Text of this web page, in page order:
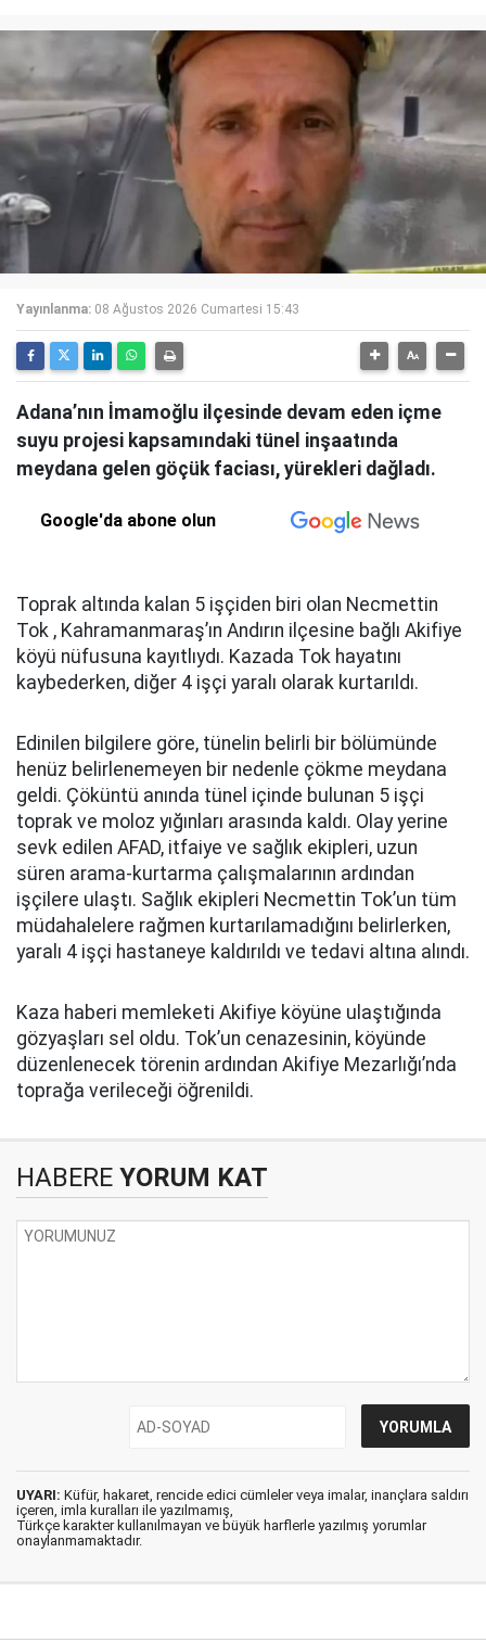
Yayınlanma: 08 Ağustos 2026 Cumartesi 15:43
Adana’nın İmamoğlu ilçesinde devam eden içme
suyu projesi kapsamındaki tünel inşaatında
meydana gelen göçük faciası, yürekleri dağladı.
Google'da abone olun
Toprak altında kalan 5 işçiden biri olan Necmettin
Tok , Kahramanmaraş’ın Andırın ilçesine bağlı Akifiye
köyü nüfusuna kayıtlıydı. Kazada Tok hayatını
kaybederken, diğer 4 işçi yaralı olarak kurtarıldı.
Edinilen bilgilere göre, tünelin belirli bir bölümünde
henüz belirlenemeyen bir nedenle çökme meydana
geldi. Çöküntü anında tünel içinde bulunan 5 işçi
toprak ve moloz yığınları arasında kaldı. Olay yerine
sevk edilen AFAD, itfaiye ve sağlık ekipleri, uzun
süren arama-kurtarma çalışmalarının ardından
işçilere ulaştı. Sağlık ekipleri Necmettin Tok’un tüm
müdahalelere rağmen kurtarılamadığını belirlerken,
yaralı 4 işçi hastaneye kaldırıldı ve tedavi altına alındı.
Kaza haberi memleketi Akifiye köyüne ulaştığında
gözyaşları sel oldu. Tok’un cenazesinin, köyünde
düzenlenecek törenin ardından Akifiye Mezarlığı’nda
toprağa verileceği öğrenildi.
HABERE YORUM KAT
UYARI: Küfür, hakaret, rencide edici cümleler veya imalar, inançlara saldırı
içeren, imla kuralları ile yazılmamış,
Türkçe karakter kullanılmayan ve büyük harflerle yazılmış yorumlar
onaylanmamaktadır.